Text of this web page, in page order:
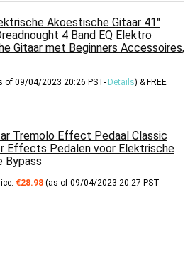
Akoestische Gitaar 41"
4 Band EQ Elektro
Gitaar met Beginners Accessoires,
of 09/04/2023 20:26 PST- Details) & FREE
Tremolo Effect Pedaal Classic
Effects Pedalen voor Elektrische
Bypass
€28.98 (as of 09/04/2023 20:27 PST-